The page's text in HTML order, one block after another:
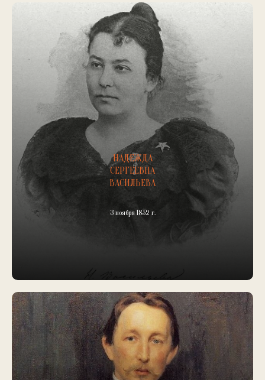
НАДЕЖДА
СЕРГЕЕВНА
ВАСИЛЬЕВА
3 ноября 1852 г.